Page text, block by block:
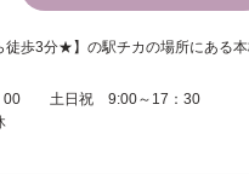
00 土日祝 9:00～17：30